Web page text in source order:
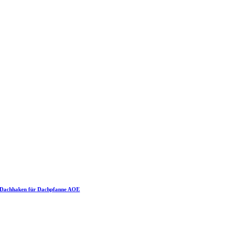
Dachhaken für Dachpfanne AOE